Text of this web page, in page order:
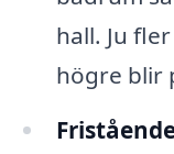
hall. Ju
högre blir